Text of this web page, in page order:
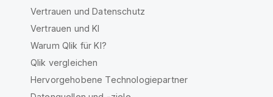
Vertrauen und Datenschutz
Vertrauen und KI
Warum Qlik für KI?
Qlik vergleichen
Hervorgehobene Technologiepartner